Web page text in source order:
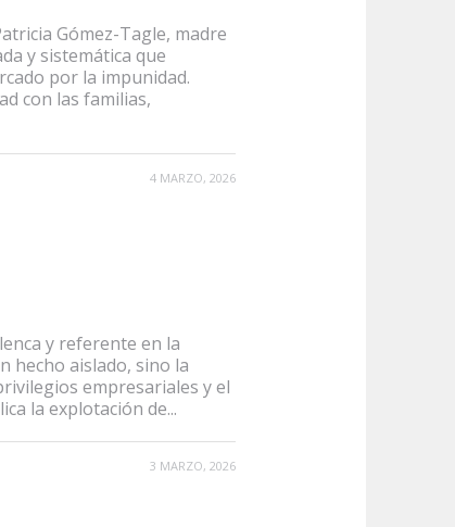
Gómez-Tagle, madre
y sistemática que
por la impunidad.
con las familias,
4 MARZO, 2026
y referente en la
hecho aislado, sino la
empresariales y el
la explotación de...
3 MARZO, 2026